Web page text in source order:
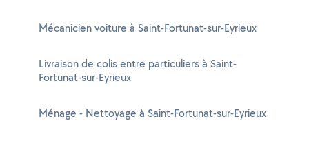
Mécanicien voiture à Saint-Fortunat-sur-Eyrieux
Livraison de colis entre particuliers à Saint-
Fortunat-sur-Eyrieux
Ménage - Nettoyage à Saint-Fortunat-sur-Eyrieux